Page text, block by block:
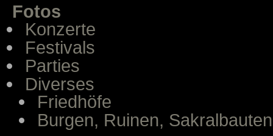
Fotos
Konzerte
Festivals
Parties
Diverses
Friedhöfe
Burgen, Ruinen, Sakralbauten